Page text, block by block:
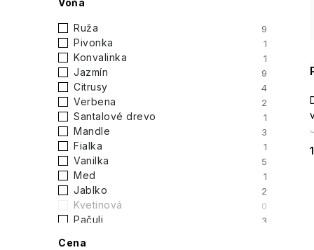
Vôňa
Ruža 9
Pivonka 1
Konvalinka 1
Jazmín 9
Citrusy 4
Verbena 2
Santalové drevo 1
Mandle 3
Fialka 1
Vanilka 5
Med 1
Jablko 2
Kvetinová 0
Pačuli 3
Cena